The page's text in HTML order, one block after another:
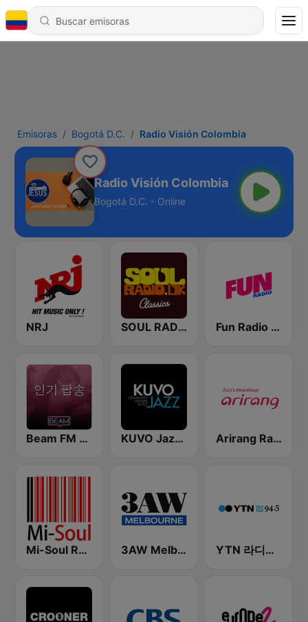
Emisoras Bogotá D.C. Radio Visión Colombia
Radio Visión Colombia
Bogotá D.C. - Online
NRJ SOUL RADIO Only Classic Soul Fun Radio FRANCE
Beam FM - 취향저격 감각 팝송 KUVO Jazz 89.3 FM Arirang Radio
Mi-Soul Radio 3AW Melbourne YTN 라디오 (YTN FM) - 24 Hours News Channel